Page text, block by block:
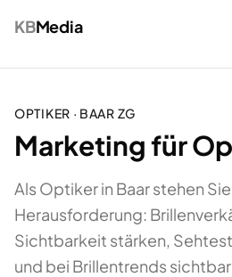
KBMedia
OPTIKER · BAAR ZG
Marketing für
Als Optiker in Baar stehen
Herausforderung:
Sichtbarkeit stärken,
und bei Brillentrends sichtbar